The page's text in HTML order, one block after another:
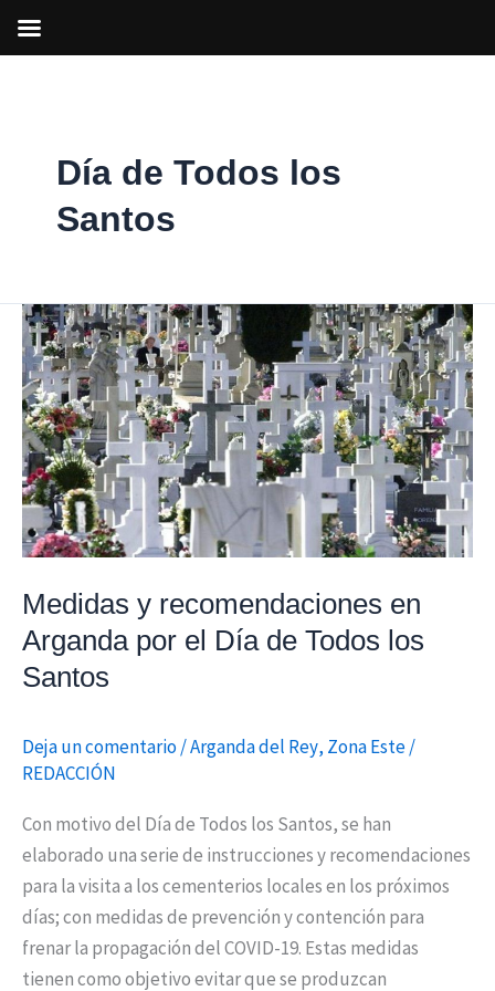
Día de Todos los
Santos
Medidas y recomendaciones en
Arganda por el Día de Todos los
Santos
Deja un comentario/Arganda del Rey, Zona Este/
REDACCIÓN
Con motivo del Día de Todos los Santos, se han
elaborado una serie de instrucciones y recomendaciones
para la visita a los cementerios locales en los próximos
días; con medidas de prevención y contención para
frenar la propagación del COVID-19. Estas medidas
tienen como objetivo evitar que se produzcan
Medidas
y
recomendaciones
en
Arganda
por
el
Día
Todos
los
Santos